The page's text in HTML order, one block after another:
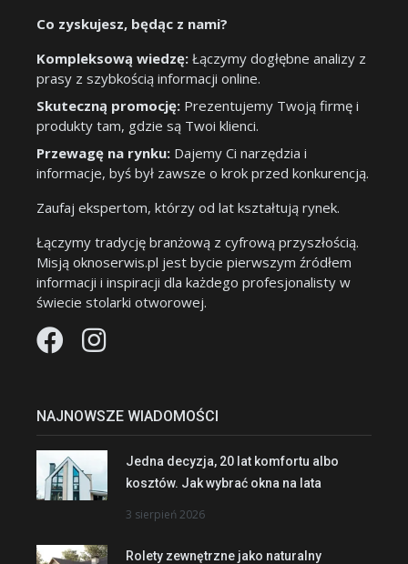
Co zyskujesz, będąc z nami?
Kompleksową wiedzę: Łączymy dogłębne analizy z
prasy z szybkością informacji online.
Skuteczną promocję: Prezentujemy Twoją firmę i
produkty tam, gdzie są Twoi klienci.
Przewagę na rynku: Dajemy Ci narzędzia i
informacje, byś był zawsze o krok przed konkurencją.
Zaufaj ekspertom, którzy od lat kształtują rynek.
Łączymy tradycję branżową z cyfrową przyszłością.
Misją oknoserwis.pl jest bycie pierwszym źródłem
informacji i inspiracji dla każdego profesjonalisty w
świecie stolarki otworowej.
NAJNOWSZE WIADOMOŚCI
Jedna decyzja, 20 lat komfortu albo
kosztów. Jak wybrać okna na lata
3 sierpień 2026
Rolety zewnętrzne jako naturalny